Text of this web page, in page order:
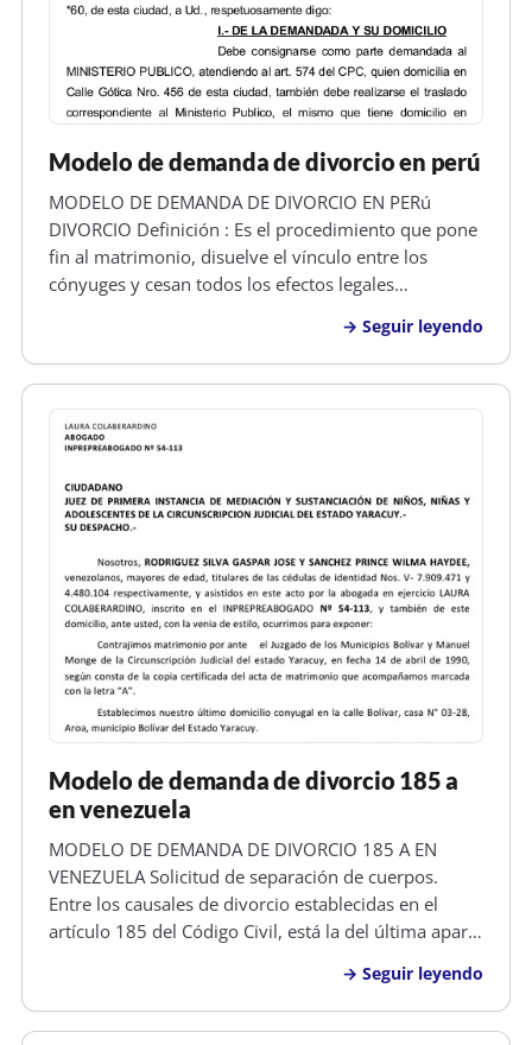
Modelo de demanda de divorcio en perú
MODELO DE DEMANDA DE DIVORCIO EN PERú
DIVORCIO Definición : Es el procedimiento que pone
fin al matrimonio, disuelve el vínculo entre los
cónyuges y cesan todos los efectos legales
obligación alimenticia entre marido y mujer. Si se
declara el divorcio por culpa de u…
Seguir leyendo
Modelo de demanda de divorcio 185 a
en venezuela
MODELO DE DEMANDA DE DIVORCIO 185 A EN
VENEZUELA Solicitud de separación de cuerpos.
Entre los causales de divorcio establecidas en el
artículo 185 del Código Civil, está la del última aparte
voluntaria o no contenciosa, que dice,...También se
podrá declarar el divorcio por…
Seguir leyendo